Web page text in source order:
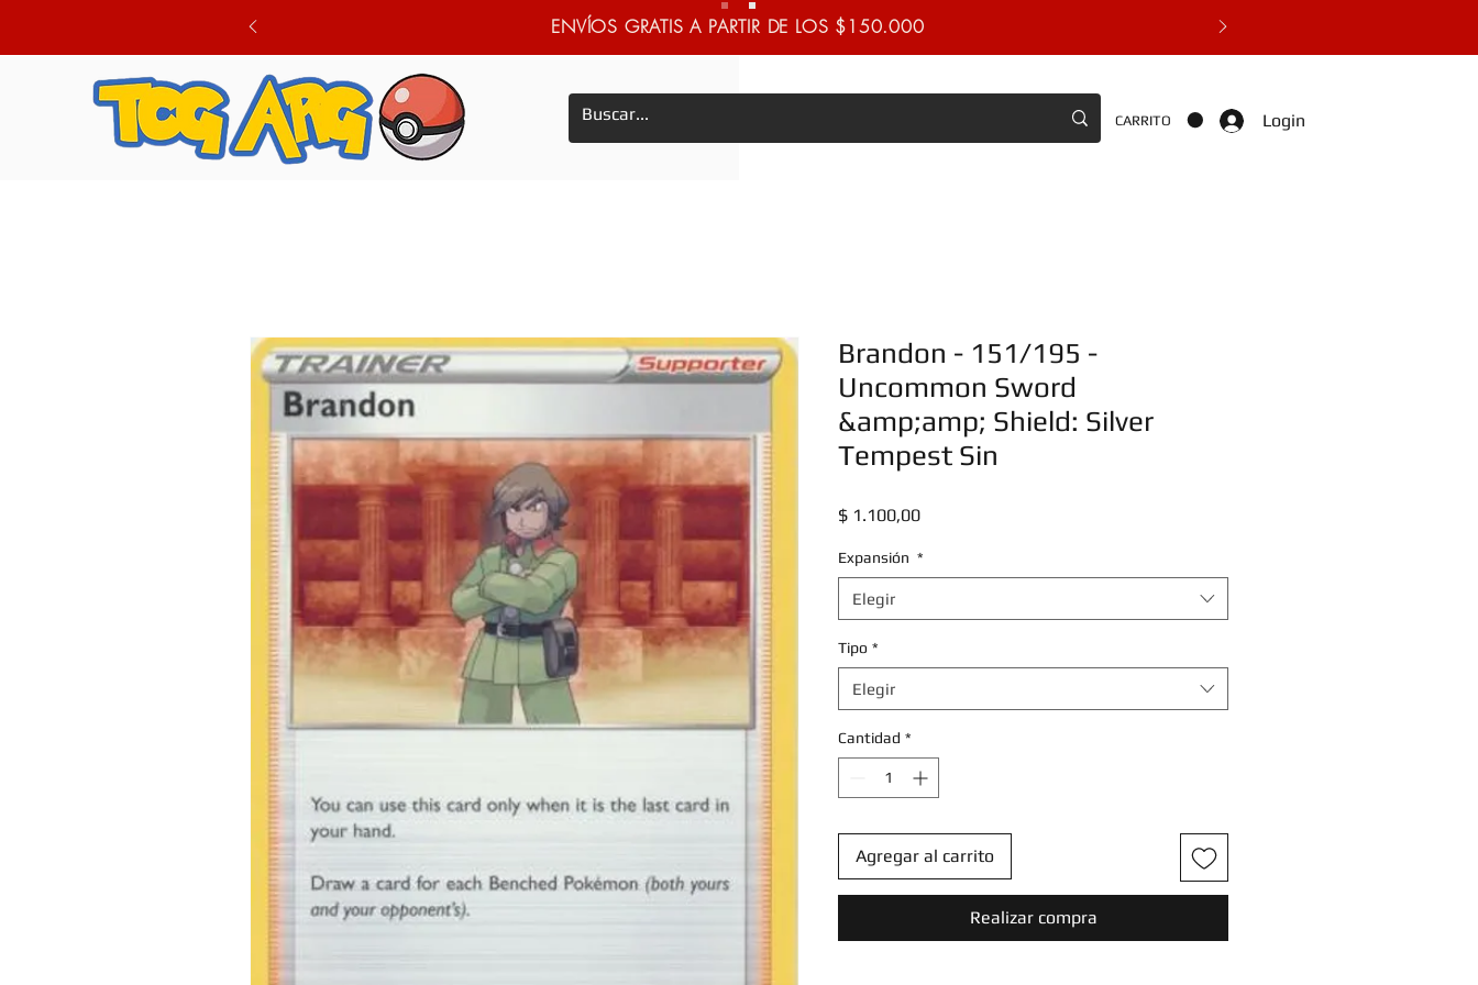
ENVÍOS GRATIS A PARTIR DE LOS $150.000
CARRITO Login
Brandon - 151/195 -
Uncommon Sword
&amp;amp; Shield: Silver
Tempest Sin
$ 1.100,00Precio
Expansión *
Elegir
Tipo *
Elegir
Cantidad *
Agregar al carrito
Realizar compra